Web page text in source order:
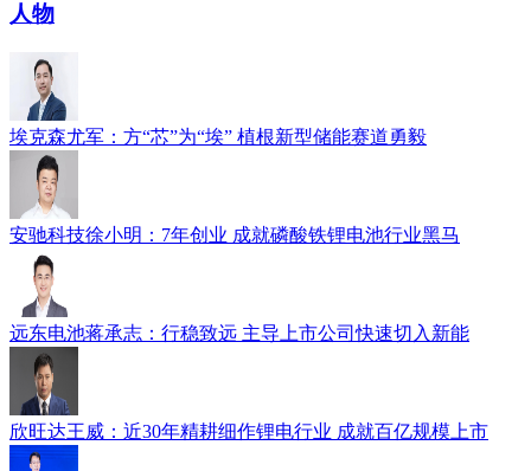
人物
埃克森尤军：方“芯”为“埃” 植根新型储能赛道勇毅
安驰科技徐小明：7年创业 成就磷酸铁锂电池行业黑马
远东电池蒋承志：行稳致远 主导上市公司快速切入新能
欣旺达王威：近30年精耕细作锂电行业 成就百亿规模上市